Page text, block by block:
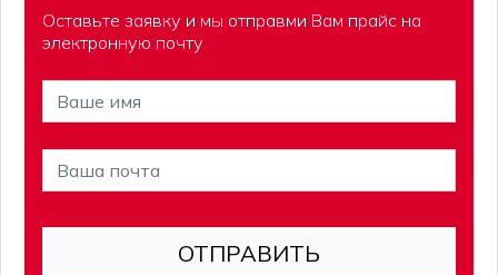
Оставьте заявку и мы отправми Вам прайс на
электронную почту